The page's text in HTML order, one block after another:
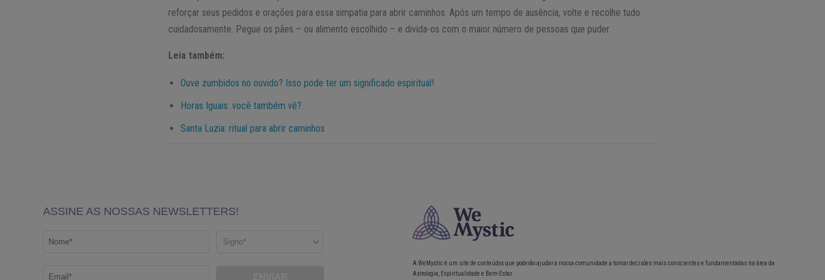
reforçar seus pedidos e orações para essa simpatia para abrir caminhos. Após um tempo de ausência, volte e recolhe tudo
cuidadosamente. Pegue os pães – ou alimento escolhido – e divida-os com o maior número de pessoas que puder.
Leia também:
Ouve zumbidos no ouvido? Isso pode ter um significado espiritual!
Horas Iguais: você também vê?
Santa Luzia: ritual para abrir caminhos
A WeMystic é um site de conteúdos que poderão ajudar a nossa comunidade a tomar decisões mais conscientes e fundamentadas na área da
Astrologia, Espiritualidade e Bem-Estar.